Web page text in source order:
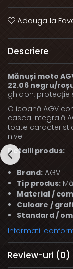
Adauga la
Descriere
Mănuși moto
22.06 negru/
ghidon, protecție
O icoană AGV
casca integrală
toate
nivel
Detalii produs:
Brand: AGV
Tip produs:
Material /
Culoare /
Standard /
Informatii
Review-uri (0)